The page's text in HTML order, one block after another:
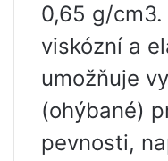
0,65 g/
viskózní a
umožňuje
(ohýbané)
pevnosti,